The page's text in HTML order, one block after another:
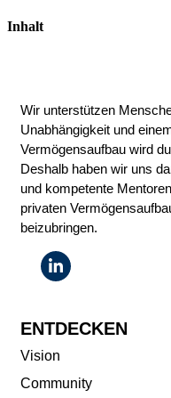
Inhalt
Wir unterstützen
Unabhängigkeit und
Vermögensaufbau wird
Deshalb haben wir uns
und kompetente
privaten
beizubringen.
ENTDECKEN
Vision
Community